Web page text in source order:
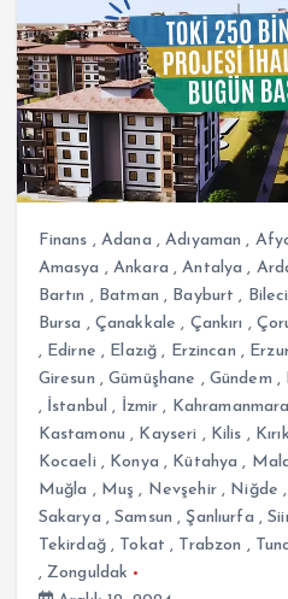
Finans , Adana ,Adıyaman ,
Amasya , Ankara ,Antalya ,
Bartın , Batman , Bayburt ,
Bursa , Çanakkale , Çankırı ,
, Edirne , Elazığ , Erzincan ,
Giresun ,Gümüşhane , Gündem ,
, İstanbul , İzmir ,
Kastamonu , Kayseri , Kilis ,
Kocaeli , Konya , Kütahya ,
Muğla , Muş , Nevşehir, Niğde
Sakarya ,Samsun , Şanlıurfa ,
Tekirdağ, Tokat , Trabzon ,
, Zonguldak